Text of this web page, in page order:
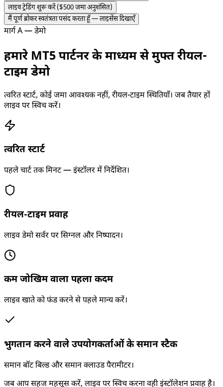
लाइव ट्रेडिंग शुरू करें ($500 जमा अनुशंसित)
मैं पूर्ण ब्रोकर स्वतंत्रता पसंद करता हूँ — लाइसेंस दिखाएँ
मार्ग A — डेमो
हमारे MT5 पार्टनर के माध्यम से मुफ्त रीयल-
टाइम डेमो
त्वरित स्टार्ट, कोई जमा आवश्यक नहीं, रीयल-टाइम स्थितियाँ। जब तैयार हों
लाइव पर स्विच करें।
त्वरित स्टार्ट
पहले चार्ट तक मिनट — इंस्टॉलर में निर्देशित।
रीयल-टाइम प्रवाह
लाइव डेमो सर्वर पर सिग्नल और निष्पादन।
कम जोखिम वाला पहला कदम
लाइव खाते को फंड करने से पहले मान्य करें।
भुगतान करने वाले उपयोगकर्ताओं के समान स्टैक
समान बॉट बिल्ड और समान क्लाउड पैरामीटर।
जब आप सहज महसूस करें, लाइव पर स्विच करना वही इंस्टॉलेशन प्रवाह है।